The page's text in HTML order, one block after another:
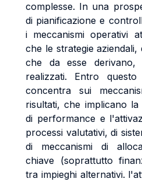
complesse. In una
di pianificazione e
i meccanismi operativi
che le strategie
che da esse derivano,
realizzati. Entro
concentra sui
risultati, che implicano
di performance e
processi valutativi, di
di meccanismi di
chiave (soprattutto
tra impieghi alternativi.